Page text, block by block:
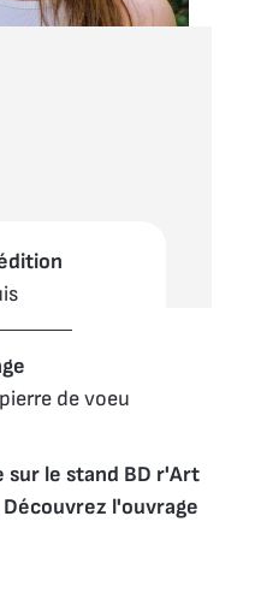
de voeu
sur le stand BD r'Art
l'ouvrage